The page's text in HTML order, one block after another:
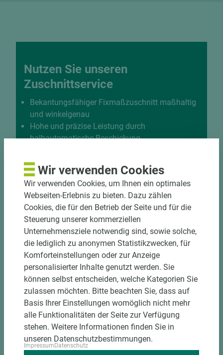
Nutzen Sie unseren
Zuschnittservice
Bekantungsfähiger Fixmaßzuschnitt maßhaltig
und winkelgenau
Hohe und präzise Leistung durch
halbautomatische Beschickung
Materialschonende und kundengerechte
Verpackung der Fixmaße
Jetzt Zuschnitt anfragen
Wir verwenden Cookies
Wir verwenden Cookies, um Ihnen ein optimales
Webseiten-Erlebnis zu bieten. Dazu zählen
Cookies, die für den Betrieb der Seite und für die
Steuerung unserer kommerziellen
Unternehmensziele notwendig sind, sowie solche,
die lediglich zu anonymen Statistikzwecken, für
Komforteinstellungen oder zur Anzeige
personalisierter Inhalte genutzt werden. Sie
können selbst entscheiden, welche Kategorien Sie
zulassen möchten. Bitte beachten Sie, dass auf
Basis Ihrer Einstellungen womöglich nicht mehr
alle Funktionalitäten der Seite zur Verfügung
stehen. Weitere Informationen finden Sie in
unseren Datenschutzbestimmungen.
ImpressumDatenschutz